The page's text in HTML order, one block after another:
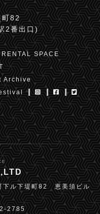
町82
2番出口)
RENTAL SPACE
Archive
下ル下堤町82 恵美須ビル
2785